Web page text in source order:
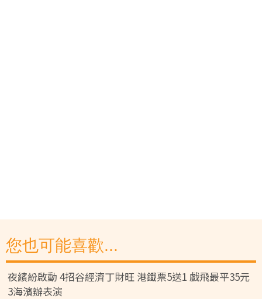
您也可能喜歡...
夜繽紛啟動 4招谷經濟丁財旺 港鐵票5送1 戲飛最平35元
3海濱辦表演